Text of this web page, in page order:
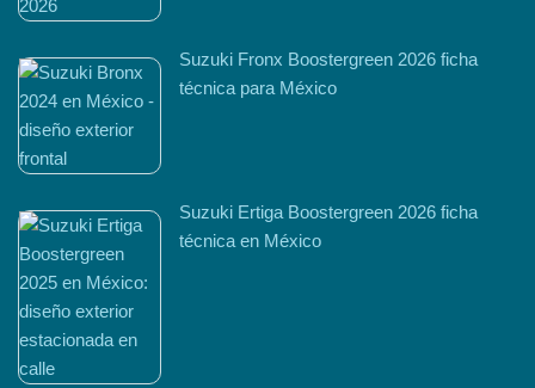
Suzuki Fronx Boostergreen 2026 ficha
técnica para México
Suzuki Ertiga Boostergreen 2026 ficha
técnica en México